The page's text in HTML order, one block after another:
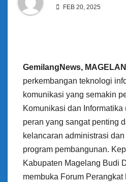
FEB 20, 2025
GemilangNews,
perkembangan teknologi
komunikasi yang semakin
Komunikasi dan
peran yang sangat penting
kelancaran administrasi
program pembangunan.
Kabupaten Magelang Budi
membuka Forum